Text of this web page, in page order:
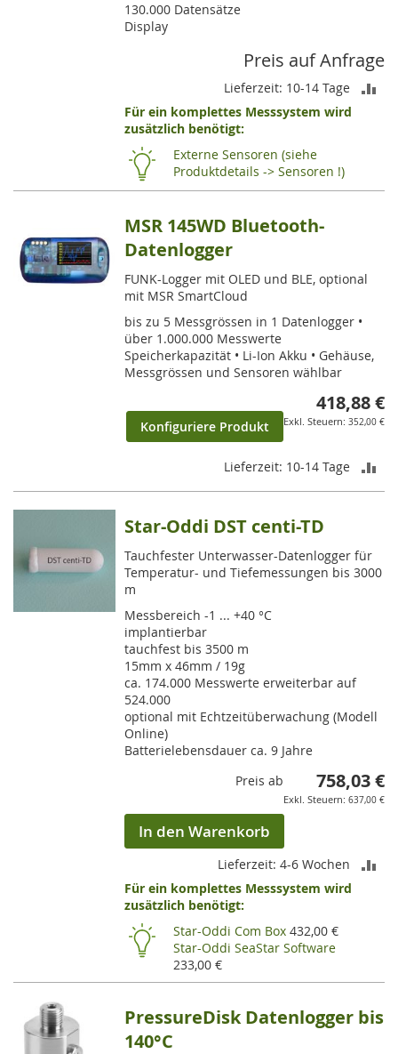
130.000 Datensätze
Display
Preis auf Anfrage
Lieferzeit: 10-14 Tage
Für ein komplettes Messsystem wird
zusätzlich benötigt:
Externe Sensoren (siehe
Produktdetails -> Sensoren !)
MSR 145WD Bluetooth-
Datenlogger
FUNK-Logger mit OLED und BLE, optional
mit MSR SmartCloud
bis zu 5 Messgrössen in 1 Datenlogger •
über 1.000.000 Messwerte
Speicherkapazität • Li-Ion Akku • Gehäuse,
Messgrössen und Sensoren wählbar
418,88 €
352,00 €
Konfiguriere Produkt
Lieferzeit: 10-14 Tage
Star-Oddi DST centi-TD
Tauchfester Unterwasser-Datenlogger für
Temperatur- und Tiefemessungen bis 3000
m
Messbereich -1 ... +40 °C
implantierbar
tauchfest bis 3500 m
15mm x 46mm / 19g
ca. 174.000 Messwerte erweiterbar auf
524.000
optional mit Echtzeitüberwachung (Modell
Online)
Batterielebensdauer ca. 9 Jahre
758,03 €
637,00 €
Preis ab
In den Warenkorb
Lieferzeit: 4-6 Wochen
Für ein komplettes Messsystem wird
zusätzlich benötigt:
Star-Oddi Com Box 432,00 €
Star-Oddi SeaStar Software
233,00 €
PressureDisk Datenlogger bis
140°C